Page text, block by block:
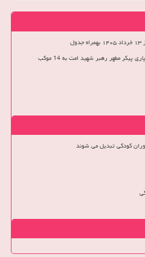
مطهر رهبر شهید امت به 14 موکب
کودکی تبدیل می شوند